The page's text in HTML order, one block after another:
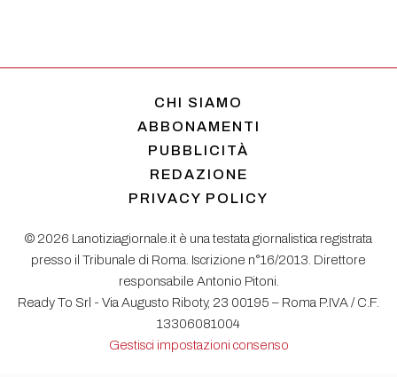
CHI SIAMO
ABBONAMENTI
PUBBLICITÀ
REDAZIONE
PRIVACY POLICY
© 2026 Lanotiziagiornale.it è una testata giornalistica registrata
presso il Tribunale di Roma. Iscrizione n°16/2013. Direttore
responsabile Antonio Pitoni.
Ready To Srl - Via Augusto Riboty, 23 00195 – Roma P.IVA / C.F.
13306081004
Gestisci impostazioni consenso